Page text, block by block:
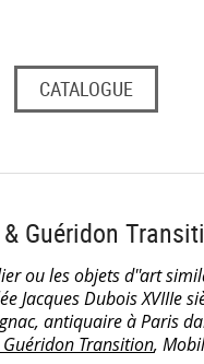
CATALOGUE
Guéridon
ou les objets d''art
Jacques Dubois XVIIIe
antiquaire à Paris
Guéridon Transition,